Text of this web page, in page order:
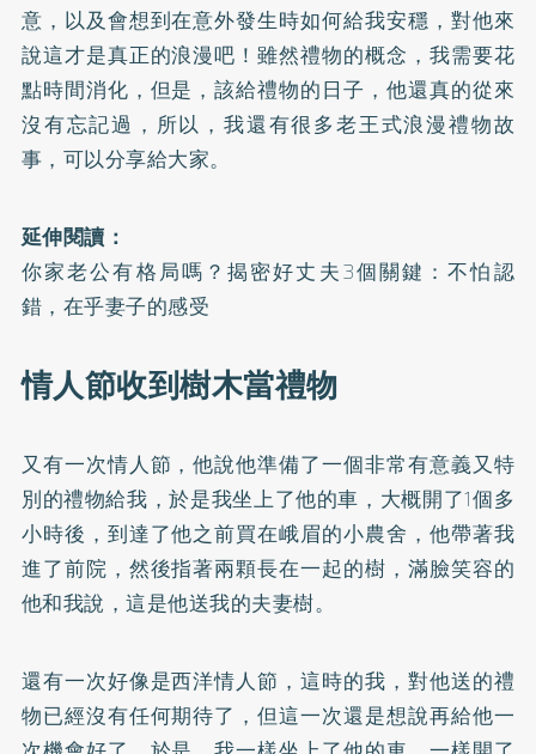
意，以及會想到在意外發生時如何給我安穩，對他來
說這才是真正的浪漫吧！雖然禮物的概念，我需要花
點時間消化，但是，該給禮物的日子，他還真的從來
沒有忘記過，所以，我還有很多老王式浪漫禮物故
事，可以分享給大家。
延伸閱讀：
你家老公有格局嗎？揭密好丈夫3個關鍵：不怕認
錯，在乎妻子的感受
情人節收到樹木當禮物
又有一次情人節，他說他準備了一個非常有意義又特
別的禮物給我，於是我坐上了他的車，大概開了1個多
小時後，到達了他之前買在峨眉的小農舍，他帶著我
進了前院，然後指著兩顆長在一起的樹，滿臉笑容的
他和我說，這是他送我的夫妻樹。
還有一次好像是西洋情人節，這時的我，對他送的禮
物已經沒有任何期待了，但這一次還是想說再給他一